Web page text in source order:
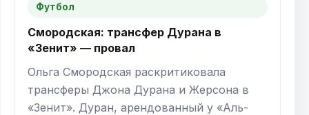
Футбол
Смородская: трансфер Дурана в
«Зенит» — провал
Ольга Смородская раскритиковала
трансферы Джона Дурана и Жерсона в
«Зенит». Дуран, арендованный у «Аль-